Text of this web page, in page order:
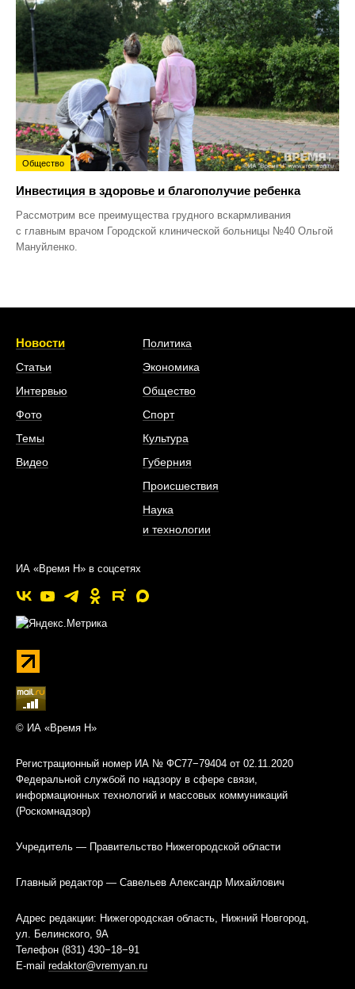
Общество
Инвестиция в здоровье и благополучие ребенка
Рассмотрим все преимущества грудного вскармливания
с главным врачом Городской клинической больницы №40 Ольгой
Мануйленко.
Новости
Статьи
Интервью
Фото
Темы
Видео
Политика
Экономика
Общество
Спорт
Культура
Губерния
Происшествия
Наука
и технологии
ИА «Время Н» в соцсетях
© ИА «Время Н»
Регистрационный номер ИА № ФС77−79404 от 02.11.2020
Федеральной службой по надзору в сфере связи,
информационных технологий и массовых коммуникаций
(Роскомнадзор)
Учредитель — Правительство Нижегородской области
Главный редактор — Савельев Александр Михайлович
Адрес редакции: Нижегородская область, Нижний Новгород,
ул. Белинского, 9А
Телефон (831) 430−18−91
E-mail redaktor@vremyan.ru